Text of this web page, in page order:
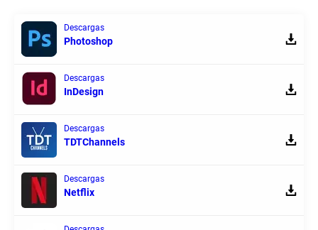
Descargas
Photoshop
Descargas
InDesign
Descargas
TDTChannels
Descargas
Netflix